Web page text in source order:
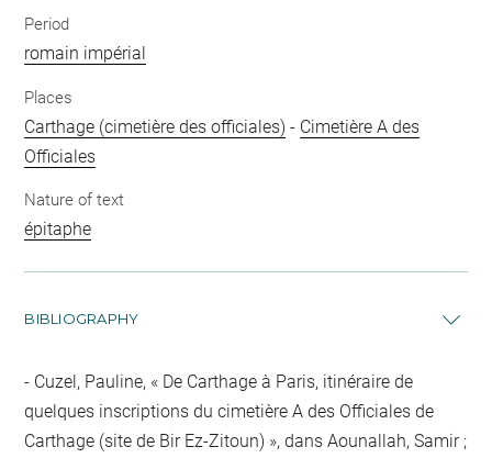
Period
romain impérial
Places
Carthage (cimetière des officiales) - Cimetière A des
Officiales
Nature of text
épitaphe
BIBLIOGRAPHY
Cuzel, Pauline, « De Carthage à Paris, itinéraire de
quelques inscriptions du cimetière A des Officiales de
Carthage (site de Bir Ez-Zitoun) », dans Aounallah, Samir ;